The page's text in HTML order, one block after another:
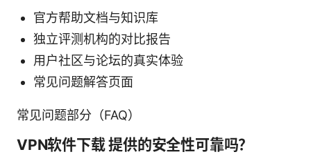
官方帮助文档与知识库
独立评测机构的对比报告
用户社区与论坛的真实体验
常见问题解答页面
常见问题部分（FAQ）
VPN软件下载 提供的安全性可靠吗？